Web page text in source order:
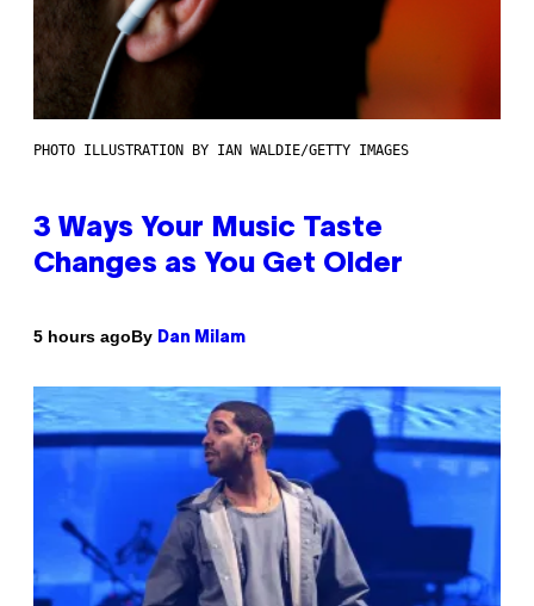
PHOTO ILLUSTRATION BY IAN WALDIE/GETTY IMAGES
3 Ways Your Music Taste
Changes as You Get Older
5 hours agoBy Dan Milam